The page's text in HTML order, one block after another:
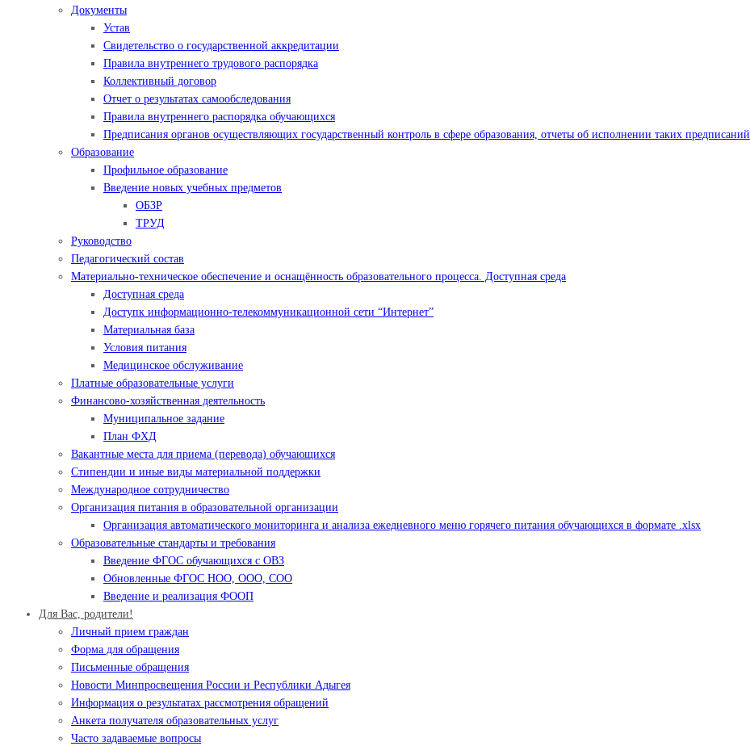
Документы
Устав
Свидетельство о государственной аккредитации
Правила внутреннего трудового распорядка
Коллективный договор
Отчет о результатах самообследования
Правила внутреннего распорядка обучающихся
Предписания органов осуществляющих государственный контроль в сфере образования, отчеты об исполнении таких предписаний
Образование
Профильное образование
Введение новых учебных предметов
ОБЗР
ТРУД
Руководство
Педагогический состав
Материально-техническое обеспечение и оснащённость образовательного процесса. Доступная среда
Доступная среда
Доступк информационно-телекоммуникационной сети “Интернет”
Материальная база
Условия питания
Медицинское обслуживание
Платные образовательные услуги
Финансово-хозяйственная деятельность
Муниципальное задание
План ФХД
Вакантные места для приема (перевода) обучающихся
Стипендии и иные виды материальной поддержки
Международное сотрудничество
Организация питания в образовательной организации
Организация автоматического мониторинга и анализа ежедневного меню горячего питания обучающихся в формате .xlsx
Образовательные стандарты и требования
Введение ФГОС обучающихся с ОВЗ
Обновленные ФГОС НОО, ООО, СОО
Введение и реализация ФООП
Для Вас, родители!
Личный прием граждан
Форма для обращения
Письменные обращения
Новости Минпросвещения России и Республики Адыгея
Информация о результатах рассмотрения обращений
Анкета получателя образовательных услуг
Часто задаваемые вопросы